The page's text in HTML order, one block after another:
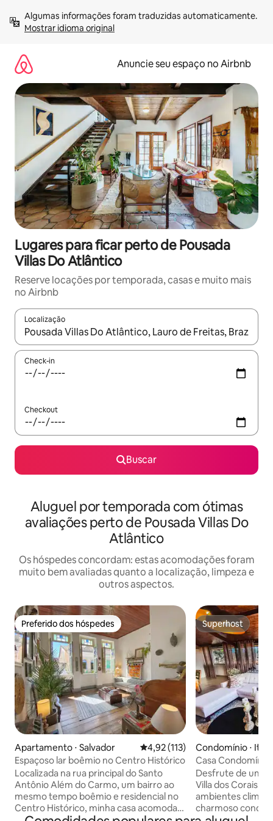
para
Mostrar idioma original
Anuncie seu espaço no Airbnb
Lugares para ficar perto de Pousada
Villas Do Atlântico
Reserve locações por temporada, casas e muito mais
no Airbnb
Localização
Quando os resultados estiverem disponíveis, explore-os
Check-in
Checkout
Buscar
Aluguel por temporada com ótimas
avaliações perto de Pousada Villas Do
Atlântico
Os hóspedes concordam: estas acomodações foram
muito bem avaliadas quanto a localização, limpeza e
outros aspectos.
Preferido dos hóspedes
Preferido dos hóspedes
Apartamento ⋅ Salvador 4,92 de uma avaliação média de
4,92 (113)
Espaçoso lar boêmio no Centro Histórico
Localizada na rua principal do Santo
Antônio Além do Carmo, um bairro ao
mesmo tempo boêmio e residencial no
Centro Histórico, minha casa acomoda
Superhost
Superhost
Condomínio ⋅
Casa
C. Convenções
Desfrute de uma
Villa dos Corais.
ambientes
charmoso